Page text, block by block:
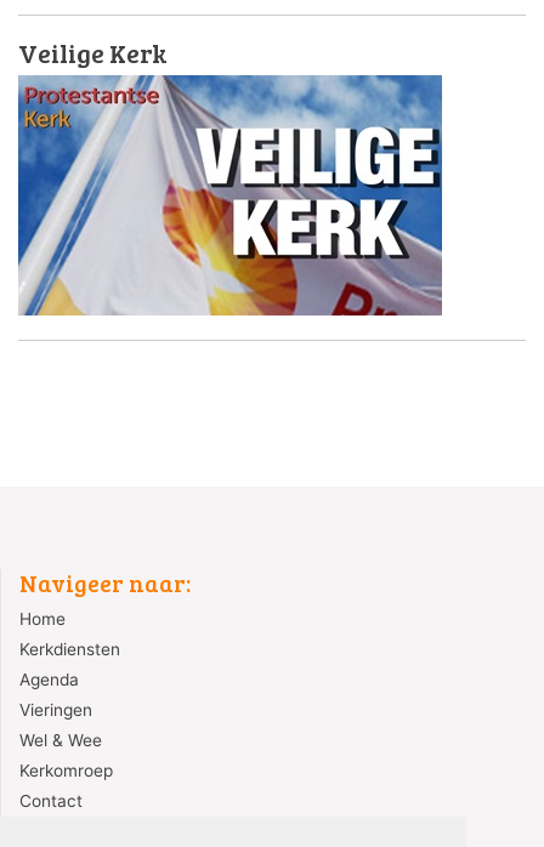
Veilige Kerk
Navigeer naar:
Home
Kerkdiensten
Agenda
Vieringen
Wel & Wee
Kerkomroep
Contact